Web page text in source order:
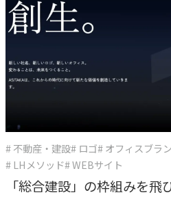
# 不動産・建設# ロゴ# オフィスブラ
# LHメソッド# WEBサイト
「総合建設」の枠組みを飛